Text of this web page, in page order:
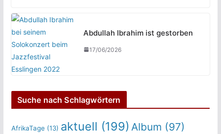
Abdullah Ibrahim ist gestorben
17/06/2026
Suche nach Schlagwörtern
AfrikaTage (13) aktuell (199) Album (97)